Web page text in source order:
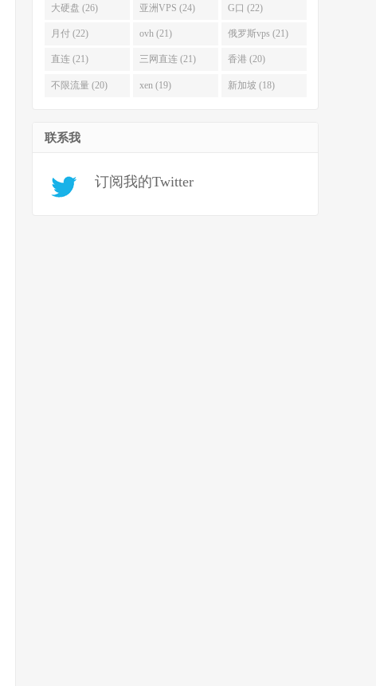
大硬盘 (26) 亚洲VPS (24) G口 (22)
月付 (22) ovh (21) 俄罗斯vps (21)
直连 (21) 三网直连 (21) 香港 (20)
不限流量 (20) xen (19) 新加坡 (18)
联系我
订阅我的Twitter